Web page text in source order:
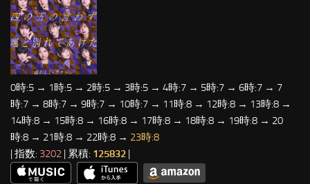
0時:5 → 1時:5 → 2時:5 → 3時:5 → 4時:7 → 5時:7 → 6時:7 → 7
時:7 → 8時:7 → 9時:7 → 10時:7 → 11時:8 → 12時:8 → 13時:8 →
14時:8 → 15時:8 → 16時:8 → 17時:8 → 18時:8 → 19時:8 → 20
時:8 → 21時:8 → 22時:8 → 23時:8
| 指数: 3202 | 累積: 125832 |